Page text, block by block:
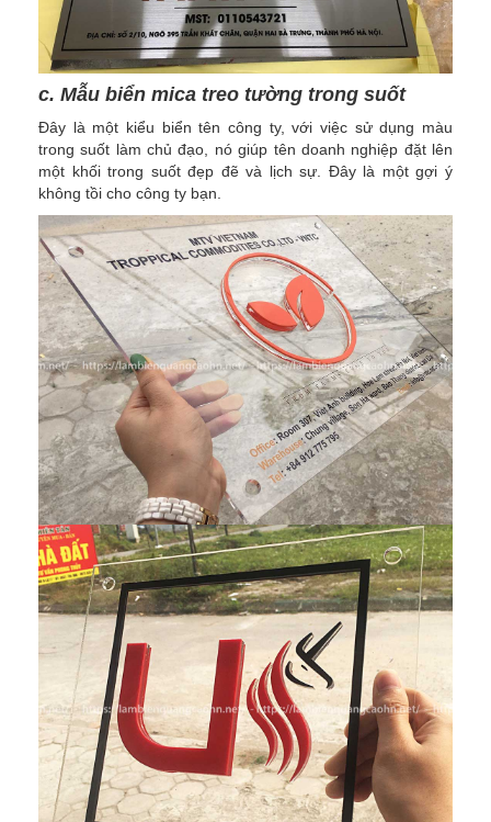
c. Mẫu biển mica treo tường trong suốt
Đây là một kiểu biển tên công ty, với việc sử dụng màu
trong suốt làm chủ đạo, nó giúp tên doanh nghiệp đặt lên
một khối trong suốt đẹp đẽ và lịch sự. Đây là một gợi ý
không tồi cho công ty bạn.